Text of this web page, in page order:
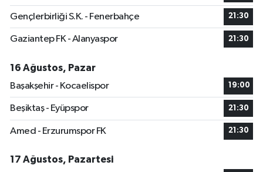
Gençlerbirliği S.K. - Fenerbahçe 21:30
Gaziantep FK - Alanyaspor 21:30
16 Ağustos, Pazar
Başakşehir - Kocaelispor
19:00
Beşiktaş - Eyüpspor 21:30
Amed - Erzurumspor FK 21:30
17 Ağustos, Pazartesi